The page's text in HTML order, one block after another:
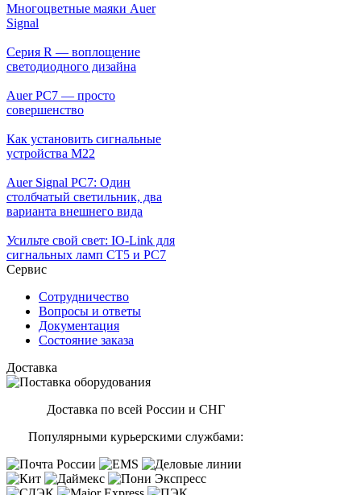
Многоцветные маяки Auer
Signal
Серия R — воплощение
светодиодного дизайна
Auer PC7 — просто
совершенство
Как установить сигнальные
устройства М22
Auer Signal PC7: Один
столбчатый светильник, два
варианта внешнего вида
Усильте свой свет: IO-Link для
сигнальных ламп CT5 и PC7
Сервис
Сотрудничество
Вопросы и ответы
Документация
Состояние заказа
Доставка
Доставка по всей России и СНГ
Популярными курьерскими службами: